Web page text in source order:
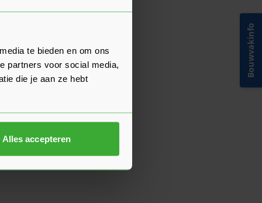
te bieden en om ons
partners voor social media,
die je aan ze hebt
Alles accepteren
Bouwvakinfo